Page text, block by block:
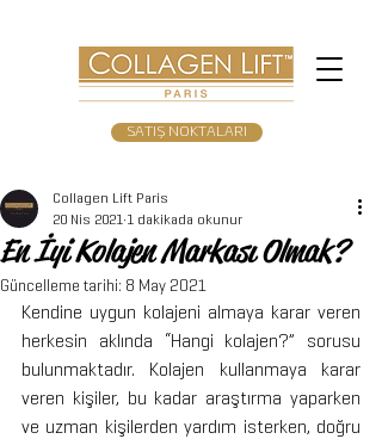
SATIŞ NOKTALARI
En İyi Kolajen Markası Olmak?
Collagen Lift Paris
20 Nis 2021 1 dakikada okunur
Güncelleme tarihi: 8 May 2021
Kendine uygun kolajeni almaya karar veren
herkesin aklında “Hangi kolajen?” sorusu
bulunmaktadır. Kolajen kullanmaya karar
veren kişiler, bu kadar araştırma yaparken
ve uzman kişilerden yardım isterken, doğru